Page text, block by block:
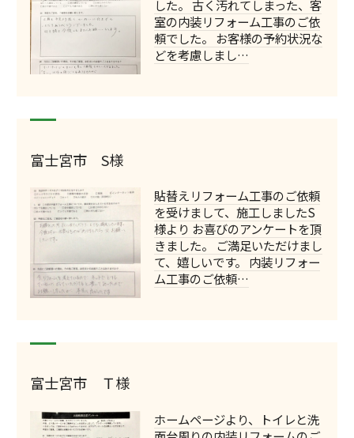
した。 古く汚れてしまった、客
室の内装リフォーム工事のご依
頼でした。 お客様の予約状況な
どを考慮しまし…
富士宮市 S様
貼替えリフォーム工事のご依頼
を受けまして、施工しましたS
様より お喜びのアンケートを頂
きました。 ご満足いただけまし
て、嬉しいです。 内装リフォー
ム工事のご依頼…
富士宮市 Ｔ様
ホームページより、トイレと洗